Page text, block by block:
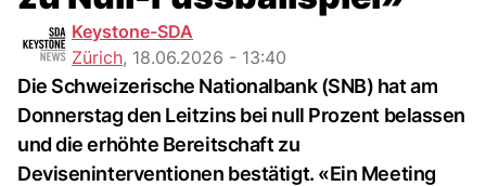
Keystone-SDA
Zürich, 18.06.2026 - 13:40
Die Schweizerische Nationalbank (SNB) hat am
Donnerstag den Leitzins bei null Prozent belassen
und die erhöhte Bereitschaft zu
Deviseninterventionen bestätigt. «Ein Meeting